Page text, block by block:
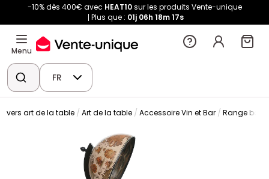
-10% dès 400€ avec HEAT10sur les produits Vente-unique
Plus que : 01j 06h 18m 17s
Menu
FR
art de la table Art de la table Accessoire Vin et Bar Range